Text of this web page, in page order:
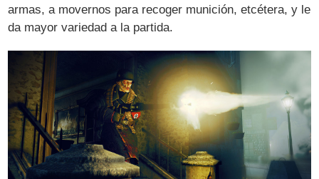
armas, a movernos para recoger munición, etcétera, y le
da mayor variedad a la partida.